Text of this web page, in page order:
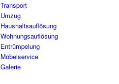
Transport
Umzug
Haushaltsauflösung
Wohnungsauflösung
Entrümpelung
Möbelservice
Galerie